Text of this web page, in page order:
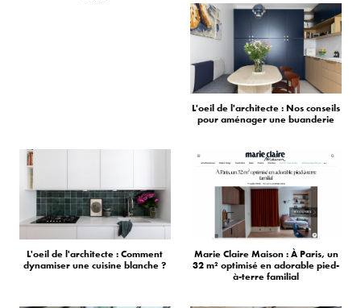
L'oeil de l'architecte : Nos conseils
pour aménager une buanderie
L'oeil de l'architecte : Comment
dynamiser une cuisine blanche ?
Marie Claire Maison : À Paris, un
32 m² optimisé en adorable pied-
à-terre familial